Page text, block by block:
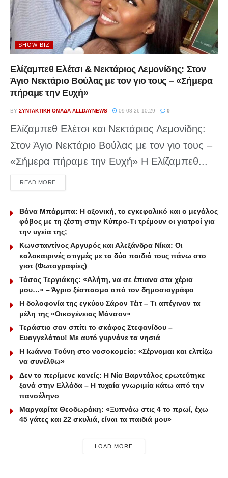
SHOW BIZ
Ελίζαμπεθ Ελέτσι & Νεκτάριος Λεμονίδης: Στον
Άγιο Νεκτάριο Βούλας με τον γιο τους – «Σήμερα
πήραμε την Ευχή»
BY ΣΥΝΤΑΚΤΙΚΉ ΟΜΆΔΑ ALLDAYNEWS 09-08-26 10:29 0
Ελίζαμπεθ Ελέτσι και Νεκτάριος Λεμονίδης:
Στον Άγιο Νεκτάριο Βούλας με τον γιο τους –
«Σήμερα πήραμε την Ευχή» Η Ελίζαμπεθ...
READ MOREDETAILS
Βάνα Μπάρμπα: Η αξονική, το εγκεφαλικό και ο μεγάλος
φόβος με τη ζέστη στην Κύπρο-Τι τρέμουν οι γιατροί για
την υγεία της;
Κωνσταντίνος Αργυρός και Αλεξάνδρα Νίκα: Οι
καλοκαιρινές στιγμές με τα δύο παιδιά τους πάνω στο
γιοτ (Φωτογραφίες)
Τάσος Τεργιάκης: «Αλήτη, να σε έπιανα στα χέρια
μου…» – Άγριο ξέσπασμα από τον δημοσιογράφο
Η δολοφονία της εγκύου Σάρον Τέιτ – Τι απέγιναν τα
μέλη της «Οικογένειας Μάνσον»
Τεράστιο σαν σπίτι το σκάφος Στεφανίδου –
Ευαγγελάτου! Με αυτό γυρνάνε τα νησιά
Η Ιωάννα Τούνη στο νοσοκομείο: «Σέρνομαι και ελπίζω
να συνέλθω»
Δεν το περίμενε κανείς: Η Νία Βαρντάλος ερωτεύτηκε
ξανά στην Ελλάδα – Η τυχαία γνωριμία κάτω από την
πανσέληνο
Μαργαρίτα Θεοδωράκη: «Ξυπνάω στις 4 το πρωί, έχω
45 γάτες και 22 σκυλιά, είναι τα παιδιά μου»
LOAD MORE